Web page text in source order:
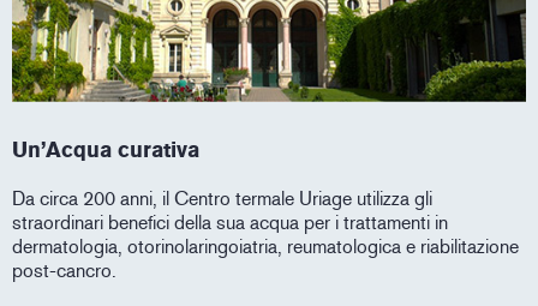
Un’Acqua curativa
Da circa 200 anni, il Centro termale Uriage utilizza gli
straordinari benefici della sua acqua per i trattamenti in
dermatologia, otorinolaringoiatria, reumatologica e riabilitazione
post-cancro.